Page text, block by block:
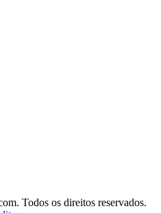
Todos os direitos reservados.